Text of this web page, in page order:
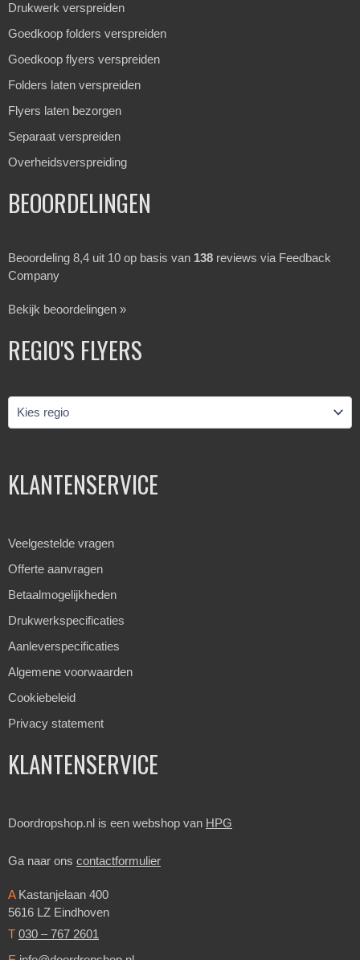
Drukwerk verspreiden
Goedkoop folders verspreiden
Goedkoop flyers verspreiden
Folders laten verspreiden
Flyers laten bezorgen
Separaat verspreiden
Overheidsverspreiding
BEOORDELINGEN
Beoordeling 8,4 uit 10 op basis van 138 reviews via Feedback
Company
Bekijk beoordelingen »
REGIO'S FLYERS
KLANTENSERVICE
Veelgestelde vragen
Offerte aanvragen
Betaalmogelijkheden
Drukwerkspecificaties
Aanleverspecificaties
Algemene voorwaarden
Cookiebeleid
Privacy statement
KLANTENSERVICE
Doordropshop.nl is een webshop van HPG
Ga naar ons contactformulier
AKastanjelaan 400
5616 LZ Eindhoven
T 030 – 767 2601